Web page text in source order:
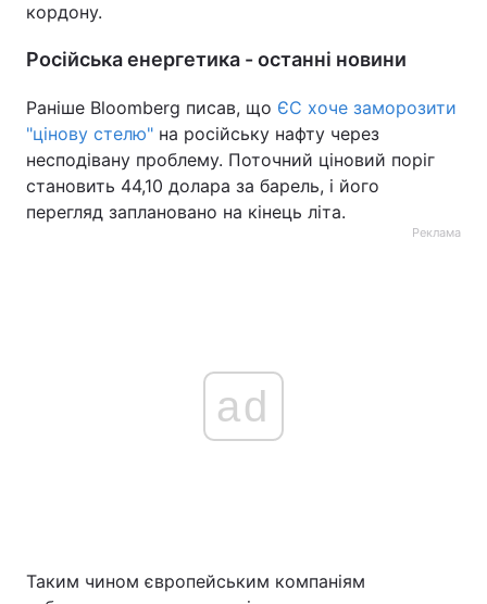
кордону.
Російська енергетика - останні новини
Раніше Bloomberg писав, що ЄС хоче заморозити
"цінову стелю" на російську нафту через
несподівану проблему. Поточний ціновий поріг
становить 44,10 долара за барель, і його
перегляд заплановано на кінець літа.
Реклама
ad
Таким чином європейським компаніям